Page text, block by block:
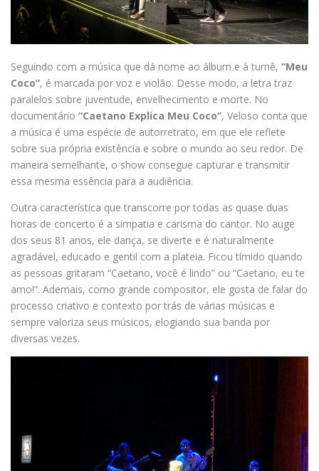
Seguindo com a música que dá nome ao álbum e à turnê, “Meu
Coco”, é marcada por voz e violão. Desse modo, a letra traz
paralelos sobre juventude, envelhecimento e morte. No
documentário “Caetano Explica Meu Coco”, Veloso conta que
a música é uma espécie de autorretrato, em que ele reflete
sobre sua própria existência e sobre o mundo ao seu redor. De
maneira semelhante, o show consegue capturar e transmitir
essa mesma essência para a audiência.
Outra característica que transcorre por todas as quase duas
horas de concerto é a simpatia e carisma do cantor. No auge
dos seus 81 anos, ele dança, se diverte e é naturalmente
agradável, educado e gentil com a plateia. Ficou tímido quando
as pessoas gritaram “Caetano, você é lindo” ou “Caetano, eu te
amo!”. Ademais, como grande compositor, ele gosta de falar do
processo criativo e contexto por trás de várias músicas e
sempre valoriza seus músicos, elogiando sua banda por
diversas vezes.